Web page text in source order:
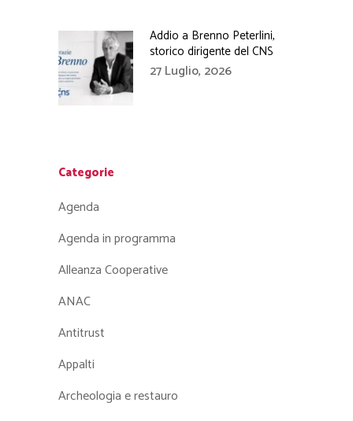
Addio a Brenno Peterlini,
storico dirigente del CNS
27 Luglio, 2026
Categorie
Agenda
Agenda in programma
Alleanza Cooperative
ANAC
Antitrust
Appalti
Archeologia e restauro